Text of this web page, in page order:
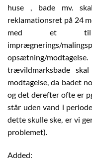
huse , bade mv.
reklamationsret på 24
med et til
opsætning/
trævildmarksbade
modtagelse, da badet
og det derefter ofte er
står uden vand i
dette skulle ske, er vi
problemet).
Added: